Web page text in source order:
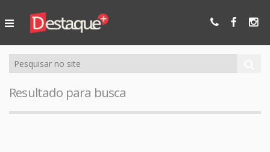
Online
Resultado para busca